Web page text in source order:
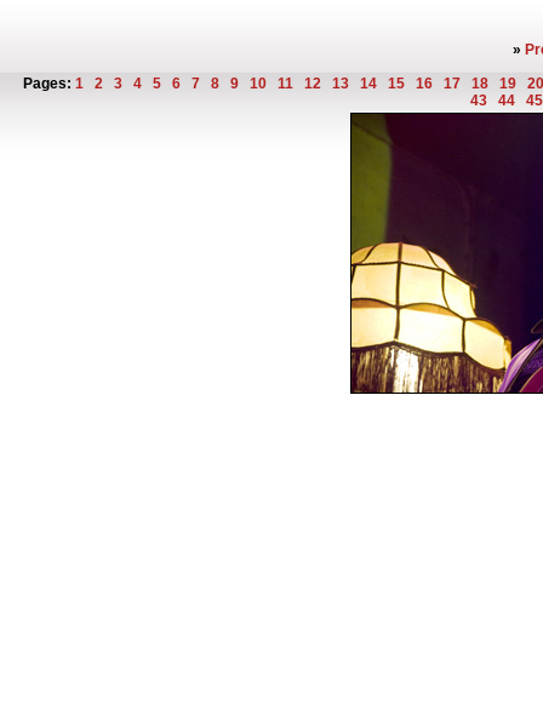
»
Pages: 1 2 3 4 5 6 7 8 9 10 11 12 13 14 15 16 17 18 19
43
44